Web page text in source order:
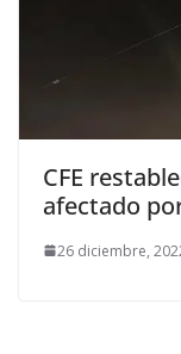
CFE
afectado
26 diciembre,